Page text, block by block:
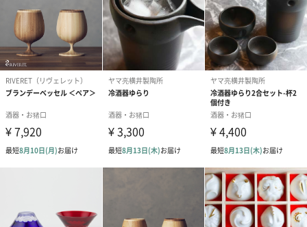
「NakakinGlass（ナカキングラス）」
「NakakinGlass（ナカキングラス）」は、伝統工芸「江戸硝子」
の技法を受け継ぎ、江戸時代から伝わる職人が手作業で製作する
ガラス製品です。人の手によって創り出されるガラス製品は機械
による大量生産品とは異なり、デザイン性や深み、味わいのある
ハンドメイドガラスとなります。素材となるガラスは珪砂から成
るソーダガラスで創られており、環境にもやさしいガラスです。